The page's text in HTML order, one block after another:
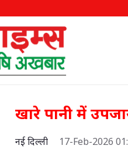
खारे पानी में
नई दिल्ली 17-Feb-2026